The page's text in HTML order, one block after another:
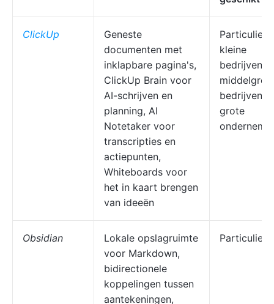
ClickUp
Geneste
documenten met
inklapbare pagina's,
ClickUp Brain voor
AI-schrijven en
planning, AI
Notetaker voor
transcripties en
actiepunten,
Whiteboards voor
het in kaart brengen
van ideeën
kleine
bedrijven,
bedrijven,
grote
Obsidian
Lokale opslagruimte
voor Markdown,
bidirectionele
koppelingen tussen
aantekeningen,